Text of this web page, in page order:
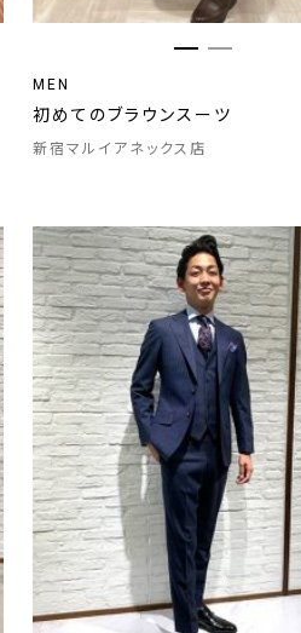
MEN
初めてのブラウンスーツ
新宿マルイアネックス店